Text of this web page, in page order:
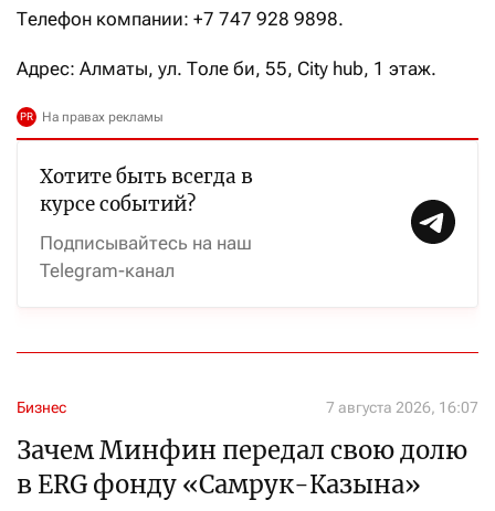
Телефон компании: +7 747 928 9898.
Адрес: Алматы, ул. Толе би, 55, City hub, 1 этаж.
Хотите быть всегда в
курсе событий?
Подписывайтесь на наш
Telegram-канал
Бизнес 7 августа 2026, 16:07
Зачем Минфин передал свою долю
в ERG фонду «Самрук-Казына»